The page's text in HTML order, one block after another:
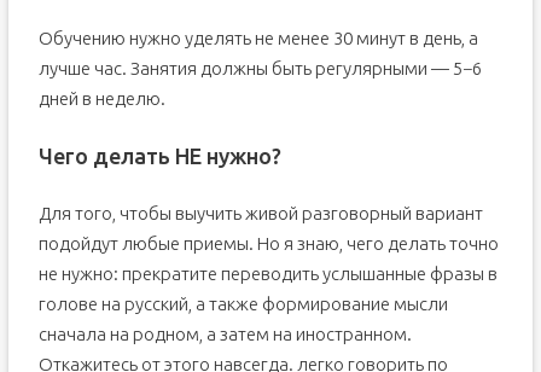
Обучению нужно уделять не менее 30 минут в день, а
лучше час. Занятия должны быть регулярными — 5−6
дней в неделю.
Чего делать НЕ нужно?
Для того, чтобы выучить живой разговорный вариант
подойдут любые приемы. Но я знаю, чего делать точно
не нужно: прекратите переводить услышанные фразы в
голове на русский, а также формирование мысли
сначала на родном, а затем на иностранном.
Откажитесь от этого навсегда. легко говорить по